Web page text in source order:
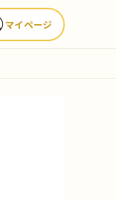
マイページ